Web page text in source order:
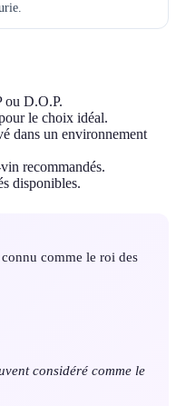
ou D.O.P.
le choix idéal.
dans un environnement
recommandés.
disponibles.
comme le roi des
considéré comme le